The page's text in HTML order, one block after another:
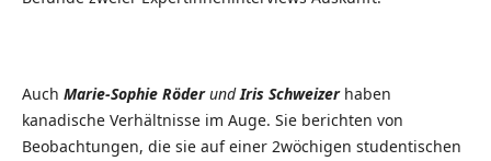
Auch Marie-Sophie RöderundIris Schweizer haben
kanadische Verhältnisse im Auge. Sie berichten von
Beobachtungen, die sie auf einer 2wöchigen studentischen